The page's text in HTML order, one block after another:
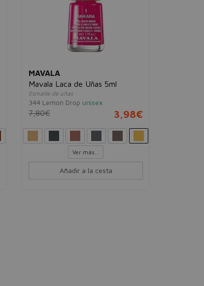
Añadir a la cesta